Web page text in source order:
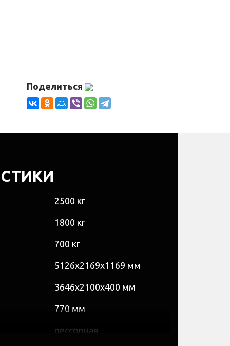
Поделиться
2500 кг
1800 кг
700 кг
5126х2169х1169 мм
3646х2100х400 мм
770 мм
рессорная